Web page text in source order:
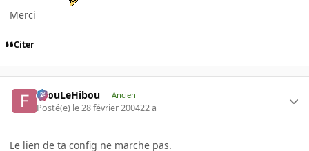
Merci
Citer
FilouLeHibou Ancien
Posté(e) le 28 février 200422 a
Le lien de ta config ne marche pas.